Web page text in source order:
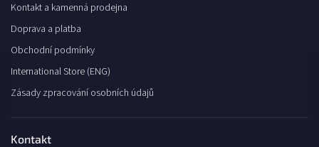
Kontakt a kamenná prodejna
Doprava a platba
Obchodní podmínky
International Store (ENG)
Zásady zpracování osobních údajů
Kontakt